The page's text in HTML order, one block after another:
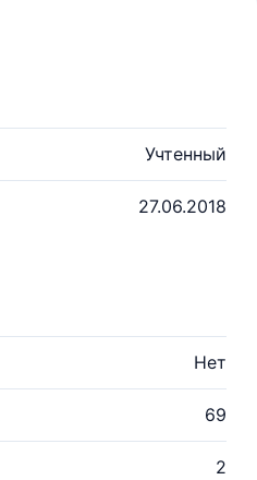
Учтенный
27.06.2018
Нет
69
2